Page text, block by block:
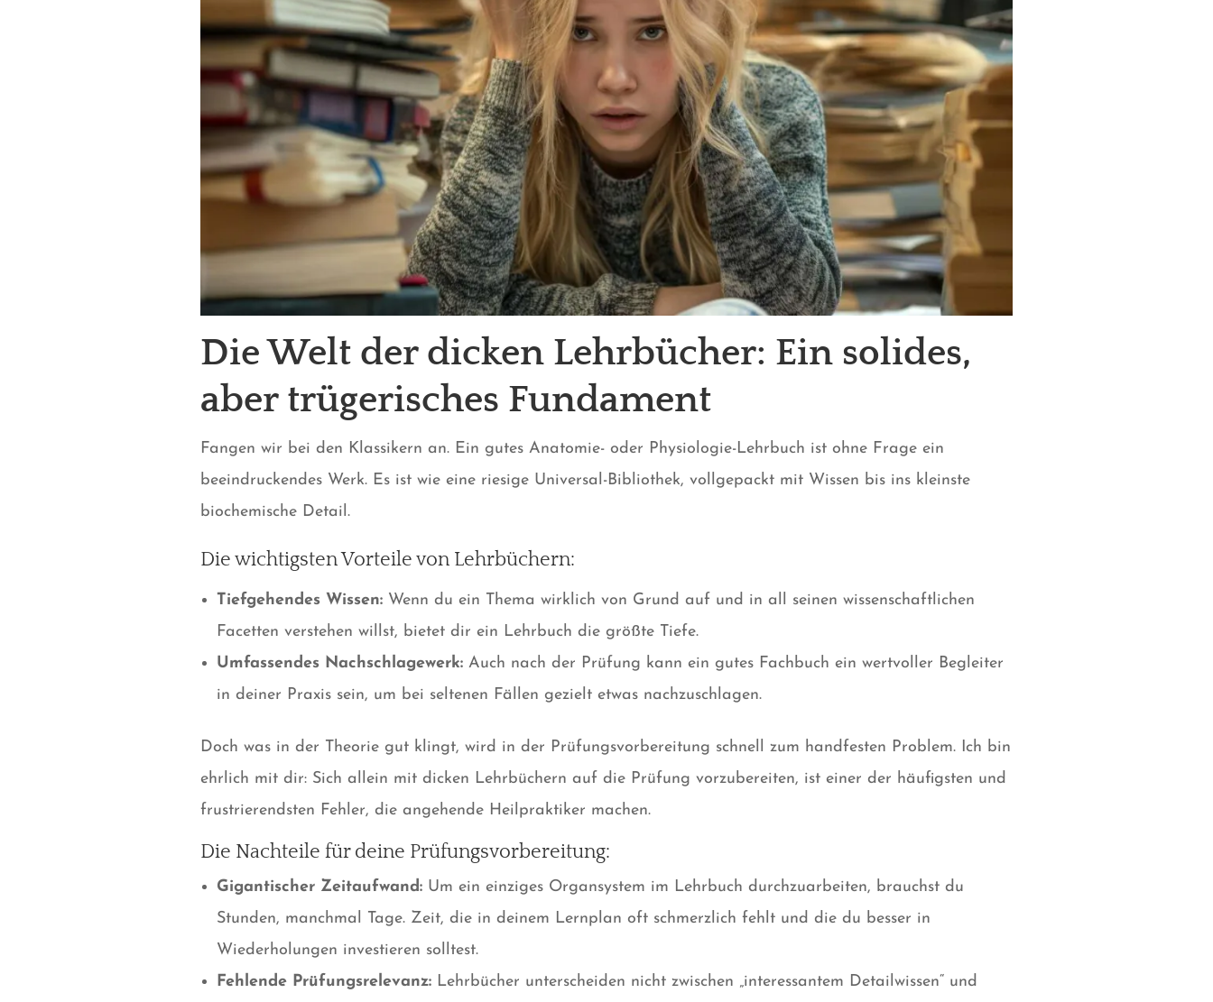
Die Welt der dicken Lehrbücher: Ein solides,
aber trügerisches Fundament
Fangen wir bei den Klassikern an. Ein gutes Anatomie- oder Physiologie-Lehrbuch ist ohne Frage ein
beeindruckendes Werk. Es ist wie eine riesige Universal-Bibliothek, vollgepackt mit Wissen bis ins kleinste
biochemische Detail.
Die wichtigsten Vorteile von Lehrbüchern:
Tiefgehendes Wissen: Wenn du ein Thema wirklich von Grund auf und in all seinen wissenschaftlichen
Facetten verstehen willst, bietet dir ein Lehrbuch die größte Tiefe.
Umfassendes Nachschlagewerk: Auch nach der Prüfung kann ein gutes Fachbuch ein wertvoller Begleiter
in deiner Praxis sein, um bei seltenen Fällen gezielt etwas nachzuschlagen.
Doch was in der Theorie gut klingt, wird in der Prüfungsvorbereitung schnell zum handfesten Problem. Ich bin
ehrlich mit dir: Sich allein mit dicken Lehrbüchern auf die Prüfung vorzubereiten, ist einer der häufigsten und
frustrierendsten Fehler, die angehende Heilpraktiker machen.
Die Nachteile für deine Prüfungsvorbereitung:
Gigantischer Zeitaufwand: Um ein einziges Organsystem im Lehrbuch durchzuarbeiten, brauchst du
Stunden, manchmal Tage. Zeit, die in deinem Lernplan oft schmerzlich fehlt und die du besser in
Wiederholungen investieren solltest.
Fehlende Prüfungsrelevanz: Lehrbücher unterscheiden nicht zwischen „interessantem Detailwissen“ und